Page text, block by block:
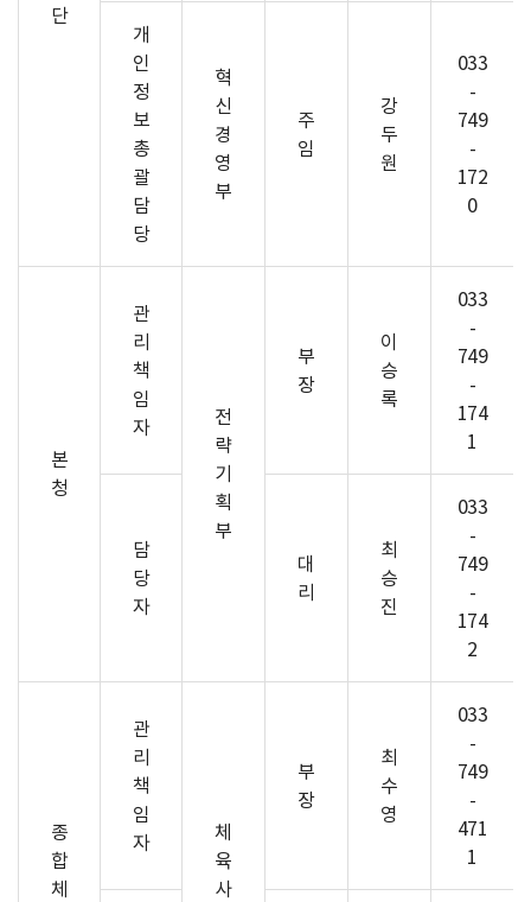
단
개
인
정
보
총
괄
담
당
혁
신
경
영
부
주
임
강
두
원
033
-
749
-
172
0
본
청
관
리
책
임
자
전
략
기
획
부
부
장
이
승
록
033
-
749
-
174
1
담
당
자
대
리
최
승
진
033
-
749
-
174
2
종
합
체
관
리
책
임
자
체
육
사
부
장
최
수
영
033
-
749
-
471
1